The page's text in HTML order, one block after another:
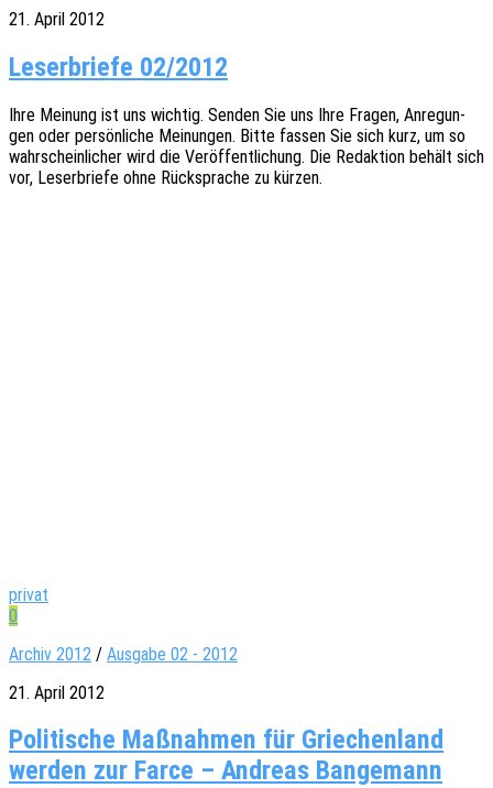
21. April 2012
Leserbriefe 02/2012
Ihre Meinung ist uns wich­tig. Senden Sie uns Ihre Fragen, Anre­gun­
gen oder persön­li­che Meinun­gen. Bitte fassen Sie sich kurz, um so
wahr­schein­li­cher wird die Veröf­fent­li­chung. Die Redak­ti­on behält sich
vor, Leser­brie­fe ohne Rück­spra­che zu kürzen.
privat
0
Archiv 2012 / Ausgabe 02 - 2012
21. April 2012
Politische Maßnahmen für Griechenland
werden zur Farce – Andreas Bangemann